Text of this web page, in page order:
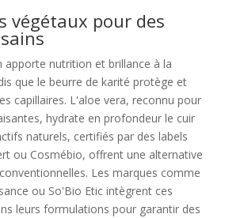
végétaux pour des
apporte nutrition et brillance à la
que le beurre de karité protège et
capillaires. L'aloe vera, reconnu pour
hydrate en profondeur le cuir
naturels, certifiés par des labels
ou Cosmébio, offrent une alternative
Les marques comme
ou So'Bio Etic intègrent ces
leurs formulations pour garantir des